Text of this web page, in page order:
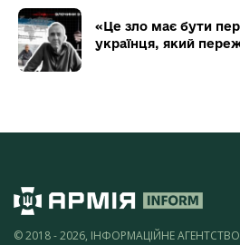
«Це зло має бути
українця, який
© 2018 - 2026, ІНФОРМАЦІЙНЕ